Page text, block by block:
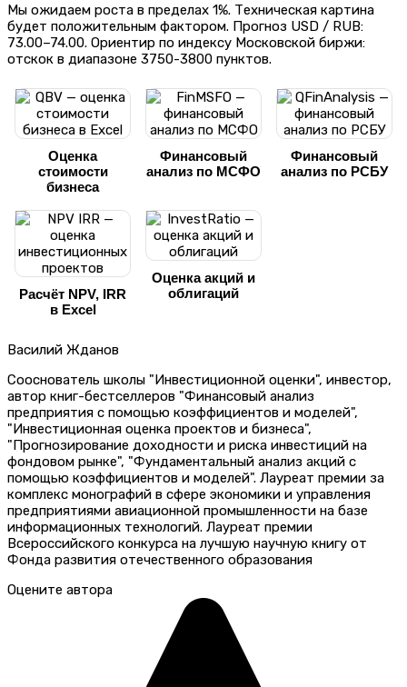
Мы ожидаем роста в пределах 1%. Техническая картина
будет положительным фактором. Прогноз USD / RUB:
73.00–74.00. Ориентир по индексу Московской биржи:
отскок в диапазоне 3750-3800 пунктов.
Оценка
стоимости
бизнеса
Финансовый
анализ по МСФО
Финансовый
анализ по РСБУ
Расчёт NPV, IRR
в Excel
Оценка акций и
облигаций
Василий Жданов
Сооснователь школы "Инвестиционной оценки", инвестор,
автор книг-бестселлеров "Финансовый анализ
предприятия с помощью коэффициентов и моделей",
"Инвестиционная оценка проектов и бизнеса",
"Прогнозирование доходности и риска инвестиций на
фондовом рынке", "Фундаментальный анализ акций с
помощью коэффициентов и моделей". Лауреат премии за
комплекс монографий в сфере экономики и управления
предприятиями авиационной промышленности на базе
информационных технологий. Лауреат премии
Всероссийского конкурса на лучшую научную книгу от
Фонда развития отечественного образования
Оцените автора